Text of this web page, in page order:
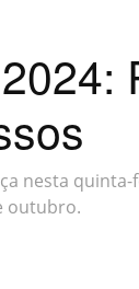
nesta
outubro.